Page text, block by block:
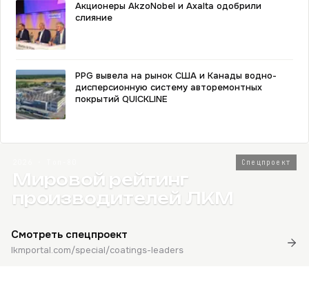
Акционеры AkzoNobel и Axalta одобрили
слияние
PPG вывела на рынок США и Канады водно-
дисперсионную систему авторемонтных
покрытий QUICKLINE
Спецпроект
Мировой рейтинг
производителей ЛКМ
Смотреть спецпроект
lkmportal.com/special/coatings-leaders